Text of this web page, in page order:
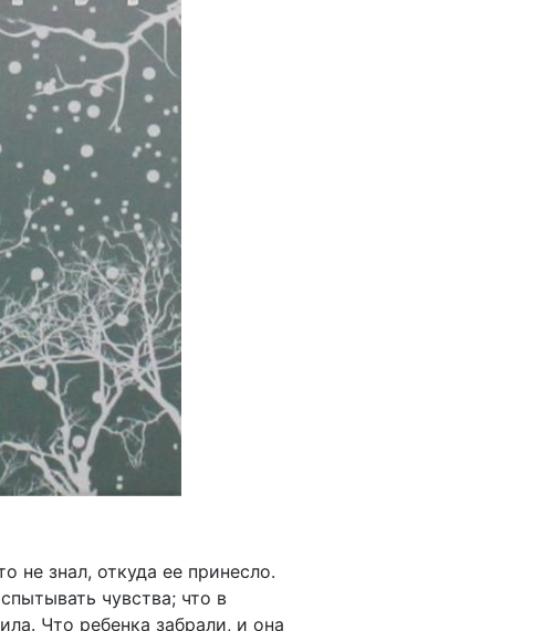
не знал, откуда ее принесло.
чувства; что в
Что ребенка забрали, и она